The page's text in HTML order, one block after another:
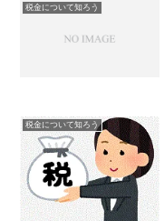
税金について知ろう
税金について知ろう